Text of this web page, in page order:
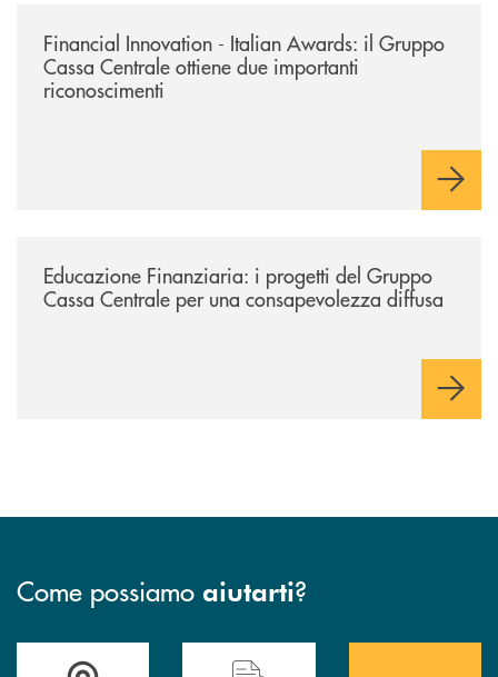
Financial Innovation - Italian Awards: il Gruppo
Cassa Centrale ottiene due importanti
riconoscimenti
Educazione Finanziaria: i progetti del Gruppo
Cassa Centrale per una consapevolezza diffusa
Come possiamo aiutarti?
Accedi all' elenco completo&nbsp; delle&nbsp; filiali&nbsp; di Banca
Hai bisogno di assistenza immediata?